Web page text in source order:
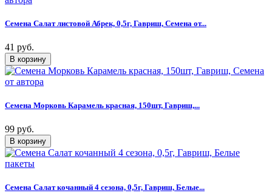
Семена Салат листовой Абрек, 0,5г, Гавриш, Семена от...
41 руб.
Семена Морковь Карамель красная, 150шт, Гавриш,...
99 руб.
Семена Салат кочанный 4 сезона, 0,5г, Гавриш, Белые...